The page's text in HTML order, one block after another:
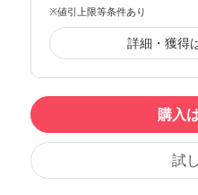
※値引上限等条件あり
詳細・獲得
購入
試